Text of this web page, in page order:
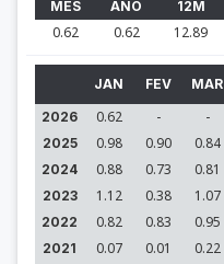
MÊS ANO 12M
0.62 0.62 12.89
JAN FEV MAR
2026
0.62 - -
2025 0.98 0.90 0.84
2024 0.88 0.73 0.81
2023 1.12 0.38 1.07
2022 0.82 0.83 0.95
2021 0.07 0.01 0.22